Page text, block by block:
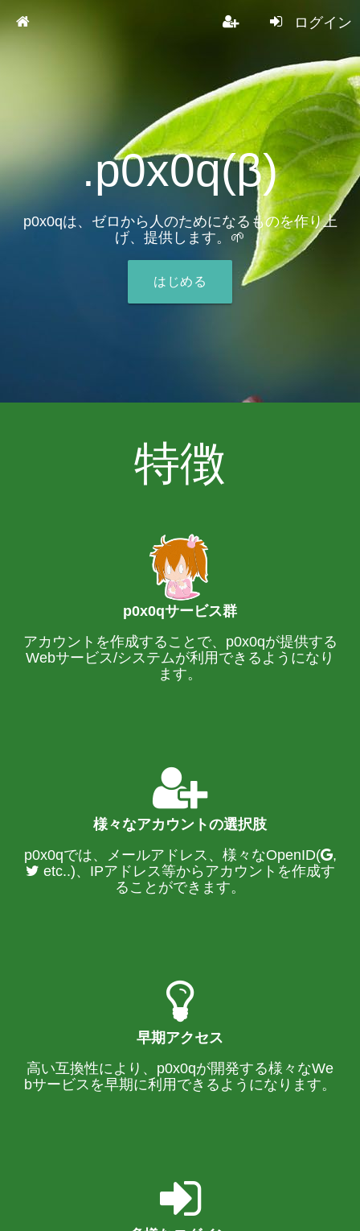
ログイン
.p0x0q(β)
p0x0qは、ゼロから人のためになるものを作り上
げ、提供します。🌱
はじめる
特徴
p0x0qサービス群
アカウントを作成することで、p0x0qが提供する
Webサービス/システムが利用できるようになり
ます。
様々なアカウントの選択肢
p0x0qでは、メールアドレス、様々なOpenID(
,
etc..)、IPアドレス等からアカウントを作成す
ることができます。
早期アクセス
高い互換性により、p0x0qが開発する様々なWe
bサービスを早期に利用できるようになります。